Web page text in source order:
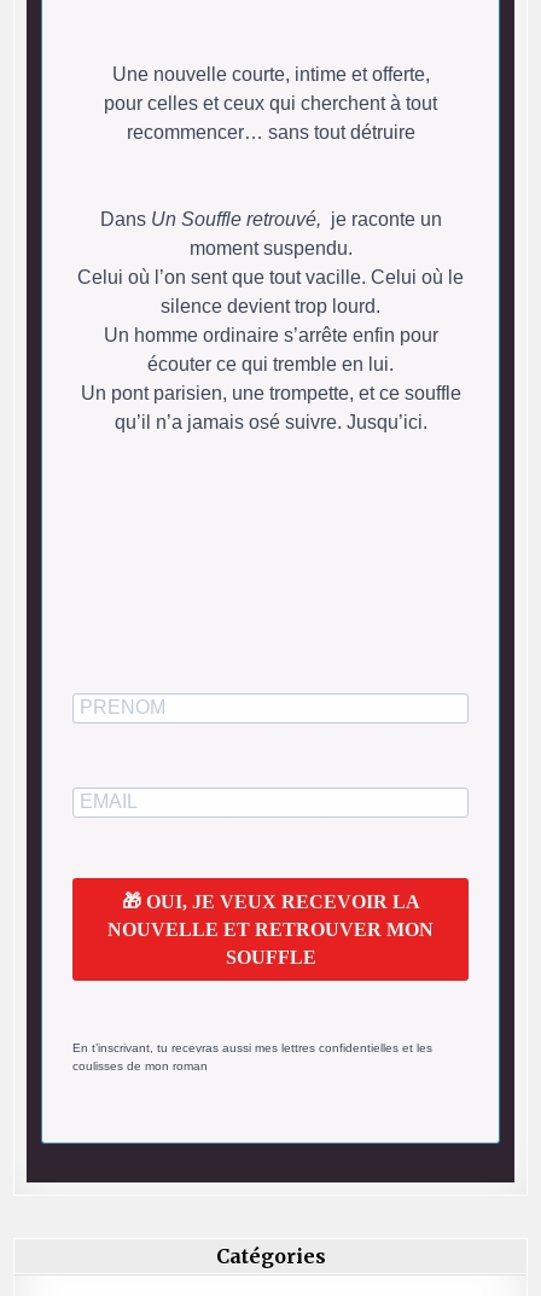
Une nouvelle courte, intime et offerte,
pour celles et ceux qui cherchent à tout
recommencer… sans tout détruire
Dans Un Souffle retrouvé, je raconte un
moment suspendu.
Celui où l’on sent que tout vacille. Celui où le
silence devient trop lourd.
Un homme ordinaire s’arrête enfin pour
écouter ce qui tremble en lui.
Un pont parisien, une trompette, et ce souffle
qu’il n’a jamais osé suivre. Jusqu’ici.
🎁 OUI, JE VEUX RECEVOIR LA
NOUVELLE ET RETROUVER MON
SOUFFLE
En t’inscrivant, tu recevras aussi mes lettres confidentielles et les
coulisses de mon roman
Catégories